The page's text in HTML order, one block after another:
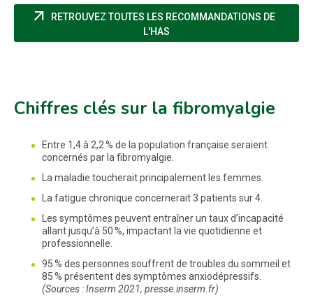
arrow_outward
RETROUVEZ TOUTES LES RECOMMANDATIONS DE
L'HAS
Chiffres clés sur la fibromyalgie
Entre 1,4 à 2,2 % de la population française seraient
concernés par la fibromyalgie.
La maladie toucherait principalement les femmes.
La fatigue chronique concernerait 3 patients sur 4.
Les symptômes peuvent entraîner un taux d’incapacité
allant jusqu’à 50 %, impactant la vie quotidienne et
professionnelle.
95 % des personnes souffrent de troubles du sommeil et
85 % présentent des symptômes anxiodépressifs.
(Sources : Inserm 2021, presse.inserm.fr)